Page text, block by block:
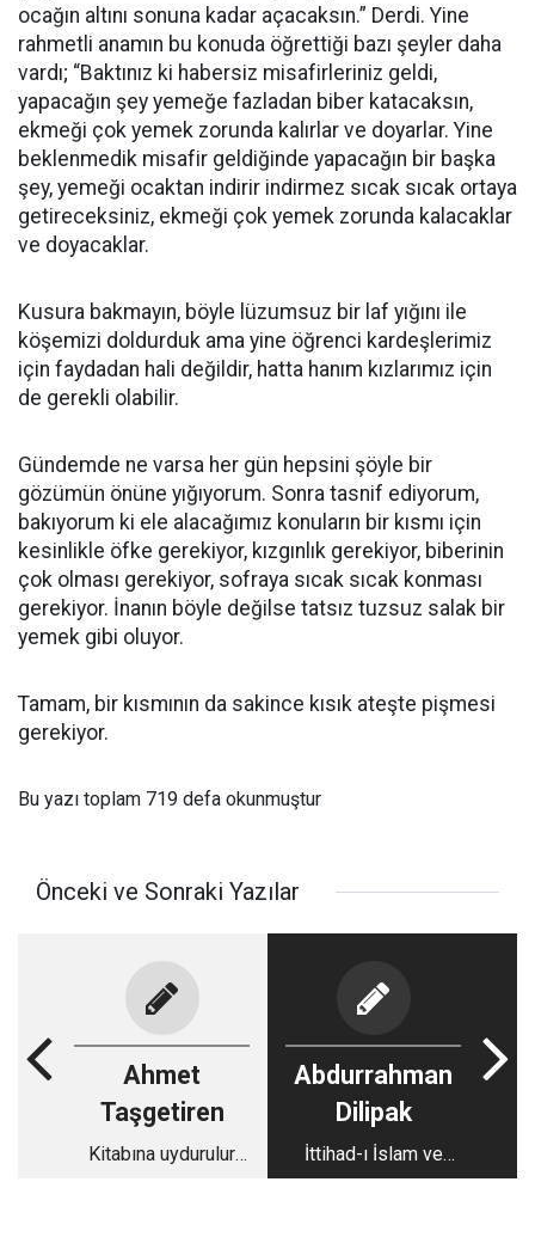
ocağın altını sonuna kadar açacaksın.” Derdi. Yine
rahmetli anamın bu konuda öğrettiği bazı şeyler daha
vardı; “Baktınız ki habersiz misafirleriniz geldi,
yapacağın şey yemeğe fazladan biber katacaksın,
ekmeği çok yemek zorunda kalırlar ve doyarlar. Yine
beklenmedik misafir geldiğinde yapacağın bir başka
şey, yemeği ocaktan indirir indirmez sıcak sıcak ortaya
getireceksiniz, ekmeği çok yemek zorunda kalacaklar
ve doyacaklar.
Kusura bakmayın, böyle lüzumsuz bir laf yığını ile
köşemizi doldurduk ama yine öğrenci kardeşlerimiz
için faydadan hali değildir, hatta hanım kızlarımız için
de gerekli olabilir.
Gündemde ne varsa her gün hepsini şöyle bir
gözümün önüne yığıyorum. Sonra tasnif ediyorum,
bakıyorum ki ele alacağımız konuların bir kısmı için
kesinlikle öfke gerekiyor, kızgınlık gerekiyor, biberinin
çok olması gerekiyor, sofraya sıcak sıcak konması
gerekiyor. İnanın böyle değilse tatsız tuzsuz salak bir
yemek gibi oluyor.
Tamam, bir kısmının da sakince kısık ateşte pişmesi
gerekiyor.
Bu yazı toplam 719 defa okunmuştur
Önceki ve Sonraki Yazılar
Ahmet
Taşgetiren
Kitabına uydurulur
Abdurrahman
Dilipak
İttihad-ı İslam ve
Tefrika